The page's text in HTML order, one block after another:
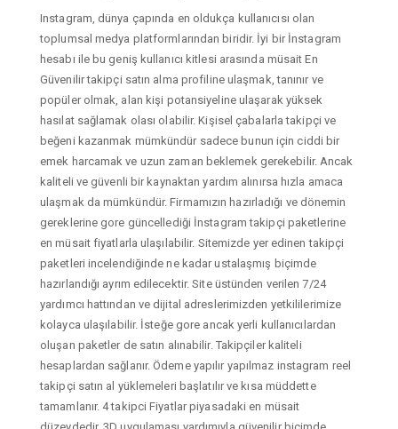
Instagram, dünya çapında en oldukça kullanıcısı olan
toplumsal medya platformlarından biridir. İyi bir İnstagram
hesabı ile bu geniş kullanıcı kitlesi arasında müsait En
Güvenilir takipçi satın alma profiline ulaşmak, tanınır ve
popüler olmak, alan kişi potansiyeline ulaşarak yüksek
hasılat sağlamak olası olabilir. Kişisel çabalarla takipçi ve
beğeni kazanmak mümkündür sadece bunun için ciddi bir
emek harcamak ve uzun zaman beklemek gerekebilir. Ancak
kaliteli ve güvenli bir kaynaktan yardım alınırsa hızla amaca
ulaşmak da mümkündür. Firmamızın hazırladığı ve dönemin
gereklerine gore güncellediği İnstagram takipçi paketlerine
en müsait fiyatlarla ulaşılabilir. Sitemizde yer edinen takipçi
paketleri incelendiğinde ne kadar ustalaşmış biçimde
hazırlandığı ayrım edilecektir. Site üstünden verilen 7/24
yardımcı hattından ve dijital adreslerimizden yetkililerimize
kolayca ulaşılabilir. İsteğe gore ancak yerli kullanıcılardan
oluşan paketler de satın alınabilir. Takipçiler kaliteli
hesaplardan sağlanır. Ödeme yapılır yapılmaz instagram reel
takipçi satın al yüklemeleri başlatılır ve kısa müddette
tamamlanır. 4 takipci Fiyatlar piyasadaki en müsait